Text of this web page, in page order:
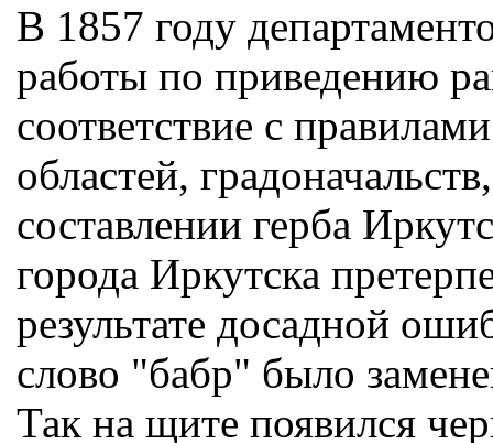
В 1857 году
работы по приведению
соответствие с
областей,
составлении герба
города Иркутска
результате досадной
слово "бабр" было
Так на щите появился